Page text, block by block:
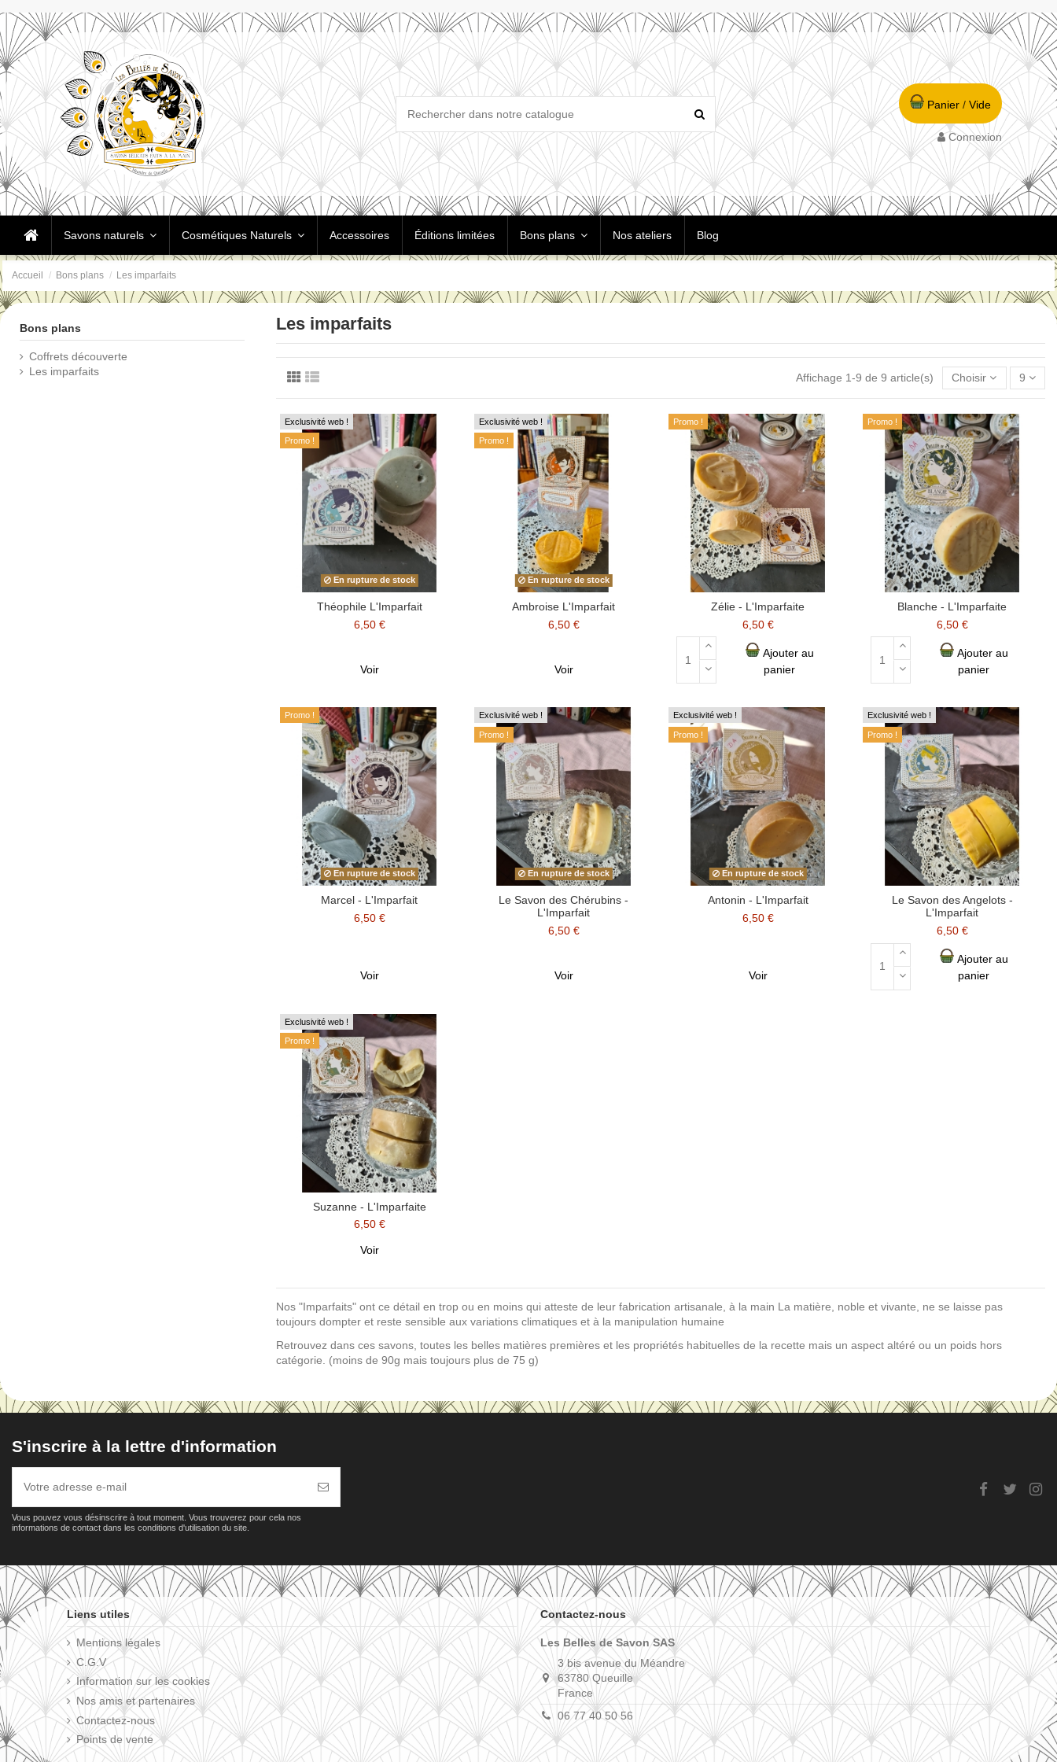
Panier / Vide
Connexion
Savons naturels Cosmétiques Naturels Accessoires Éditions limitées Bons plans Nos ateliers Blog
Accueil Bons plans Les imparfaits
Les imparfaits
Affichage 1-9 de 9 article(s) Choisir 9
Exclusivité web !
Promo !
En rupture de stock
Théophile L'Imparfait
6,50 €
Voir
Exclusivité web !
Promo !
En rupture de stock
Ambroise L'Imparfait
6,50 €
Voir
Promo !
Zélie - L'Imparfaite
6,50 €
Ajouter au
panier
Promo !
Blanche - L'Imparfaite
6,50 €
Ajouter au
panier
Promo !
En rupture de stock
Marcel - L'Imparfait
6,50 €
Voir
Exclusivité web !
Promo !
En rupture de stock
Le Savon des Chérubins -
L'Imparfait
6,50 €
Voir
Exclusivité web !
Promo !
En rupture de stock
Antonin - L'Imparfait
6,50 €
Voir
Exclusivité web !
Promo !
Le Savon des Angelots -
L'Imparfait
6,50 €
Ajouter au
panier
Exclusivité web !
Promo !
Suzanne - L'Imparfaite
6,50 €
Voir
Nos "Imparfaits" ont ce détail en trop ou en moins qui atteste de leur fabrication artisanale, à la main La matière, noble et vivante, ne se laisse pas
toujours dompter et reste sensible aux variations climatiques et à la manipulation humaine
Retrouvez dans ces savons, toutes les belles matières premières et les propriétés habituelles de la recette mais un aspect altéré ou un poids hors
catégorie. (moins de 90g mais toujours plus de 75 g)
Bons plans
Coffrets découverte
Les imparfaits
S'inscrire à la lettre d'information
Vous pouvez vous désinscrire à tout moment. Vous trouverez pour cela nos
informations de contact dans les conditions d'utilisation du site.
Liens utiles
Mentions légales
C.G.V
Information sur les cookies
Nos amis et partenaires
Contactez-nous
Points de vente
Contactez-nous
Les Belles de Savon SAS
3 bis avenue du Méandre
63780 Queuille
France
06 77 40 50 56